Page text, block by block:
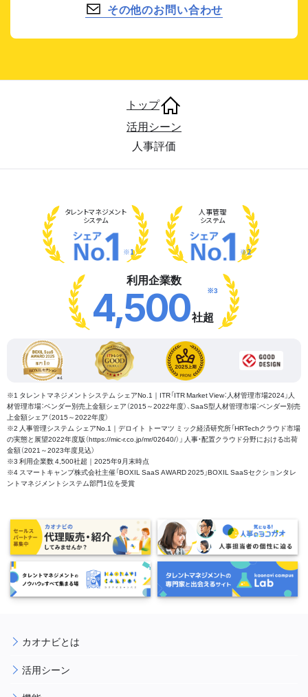
その他のお問い合わせ
トップ
活用シーン
人事評価
タレントマネジメント
システム
※1
人事管理
システム
※2
利用企業数
4,500社超
※3
※1 タレントマネジメントシステム シェアNo.1｜ITR「ITR Market View：人材管理市場2024」人
材管理市場：ベンダー別売上金額シェア（2015～2022年度）、SaaS型人材管理市場：ベンダー別売
上金額シェア（2015～2022年度）
※2 人事管理システム シェアNo.1｜デロイト トーマツ ミック経済研究所「HRTechクラウド市場
の実態と展望2022年度版（https://mic-r.co.jp/mr/02640/）」 人事・配置クラウド分野における出荷
金額（2021～2023年度見込）
※3 利用企業数 4,500社超｜2025年9月末時点
※4 スマートキャンプ株式会社主催「BOXIL SaaS AWARD 2025」BOXIL SaaSセクションタレ
ントマネジメントシステム部門1位を受賞
カオナビとは
活用シーン